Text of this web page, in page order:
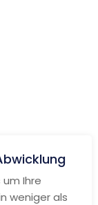
Ihre
weniger als